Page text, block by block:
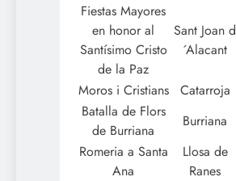
Fiestas Mayores
en honor al
Santísimo Cristo
de la Paz
Sant Joan d
´Alacant
Moros i Cristians Catarroja
Batalla de Flors
de Burriana
Burriana
Romeria a Santa
Ana
Llosa de
Ranes